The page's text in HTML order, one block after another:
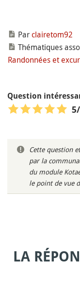
Par clairetom92
Thématiques
Randonnées et
Question
5
Cette question
par la
du module
le point de vue
LA